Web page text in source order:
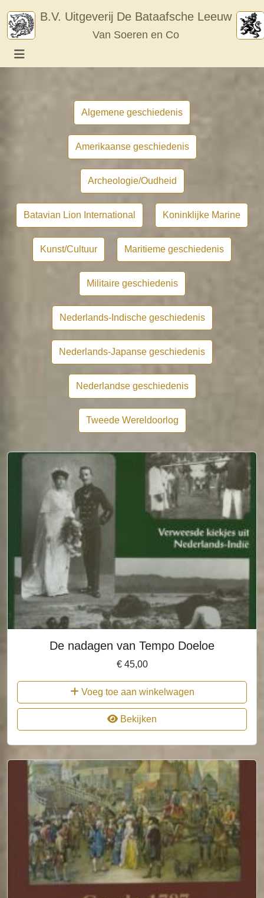
content
B.V. Uitgeverij De Bataafsche Leeuw
Van Soeren en Co
Algemene geschiedenis
Amerikaanse geschiedenis
Archeologie/Oudheid
Batavian Lion International Koninklijke Marine
Kunst/Cultuur Maritieme geschiedenis
Militaire geschiedenis
Nederlands-Indische geschiedenis
Nederlands-Japanse geschiedenis
Nederlandse geschiedenis
Tweede Wereldoorlog
De nadagen van Tempo Doeloe
€45,00
Voeg toe aan winkelwagen
Bekijken